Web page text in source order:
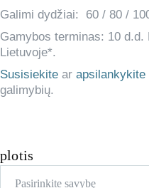
Galimi dydžiai: 60 / 80 /
Gamybos terminas: 10
Lietuvoje*.
Susisiekite ar apsilankykite
galimybių.
plotis